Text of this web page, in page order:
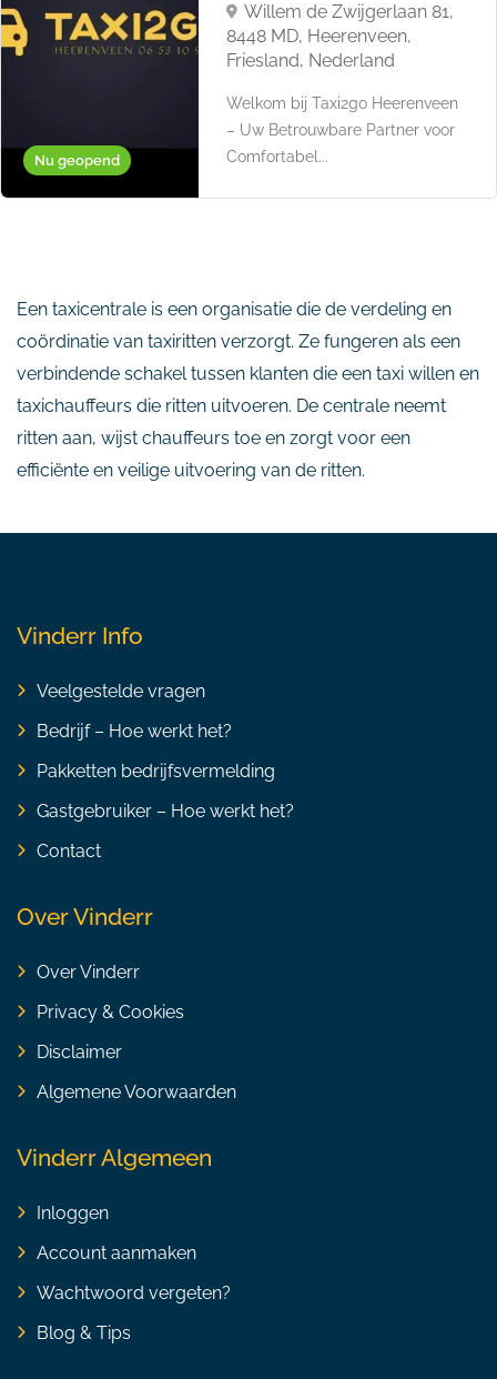
Nu geopend
Willem de Zwijgerlaan 81,
8448 MD, Heerenveen,
Friesland, Nederland
Welkom bij Taxi2go Heerenveen
– Uw Betrouwbare Partner voor
Comfortabel...
Een taxicentrale is een organisatie die de verdeling en
coördinatie van taxiritten verzorgt. Ze fungeren als een
verbindende schakel tussen klanten die een taxi willen en
taxichauffeurs die ritten uitvoeren. De centrale neemt
ritten aan, wijst chauffeurs toe en zorgt voor een
efficiënte en veilige uitvoering van de ritten.
Vinderr Info
Veelgestelde vragen
Bedrijf – Hoe werkt het?
Pakketten bedrijfsvermelding
Gastgebruiker – Hoe werkt het?
Contact
Over Vinderr
Over Vinderr
Privacy & Cookies
Disclaimer
Algemene Voorwaarden
Vinderr Algemeen
Inloggen
Account aanmaken
Wachtwoord vergeten?
Blog & Tips